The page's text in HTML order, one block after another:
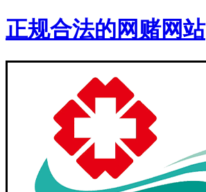
正规合法的网赌网站